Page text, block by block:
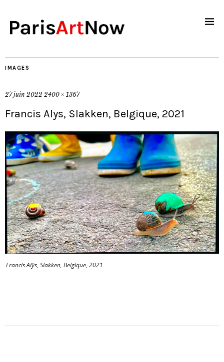
IMAGES
27 juin 2022 2400 × 1367
Francis Alys, Slakken, Belgique, 2021
Francis Alÿs, Slakken, Belgique, 2021